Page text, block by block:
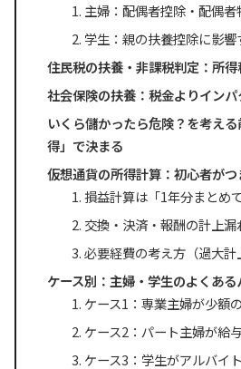
主婦：配偶者控除・配偶
学生：親の扶養控除に影
住民税の扶養・非課税判定：所
社会保険の扶養：税金よりイン
いくら儲かったら危険？を考え
得」で決まる
仮想通貨の所得計算：初心者が
損益計算は「1年分まとめ
交換・決済・報酬の計上漏
必要経費の考え方（過大計
ケース別：主婦・学生のよくあ
ケース1：専業主婦が少額
ケース2：パート主婦が給
ケース3：学生がアルバイ